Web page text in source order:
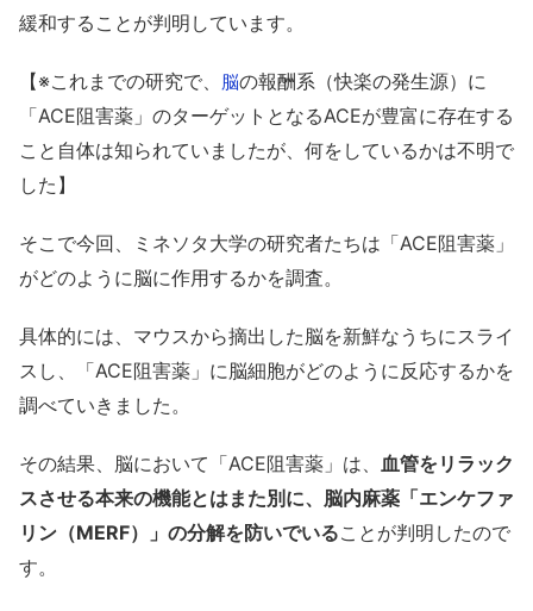
緩和することが判明しています。
【※これまでの研究で、 脳の報酬系（快楽の発生源）に
「ACE阻害薬」のターゲットとなるACEが豊富に存在する
こと自体は知られていましたが、何をしているかは不明で
した】
そこで今回、ミネソタ大学の研究者たちは「ACE阻害薬」
がどのように脳に作用するかを調査。
具体的には、マウスから摘出した脳を新鮮なうちにスライ
スし、「ACE阻害薬」に脳細胞がどのように反応するかを
調べていきました。
その結果、脳において「ACE阻害薬」は、 血管をリラック
スさせる本来の機能とはまた別に、脳内麻薬「エンケファ
リン（MERF）」の分解を防いでいることが判明したので
す。